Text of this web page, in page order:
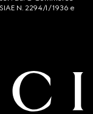
N. 2294/I/1936 e